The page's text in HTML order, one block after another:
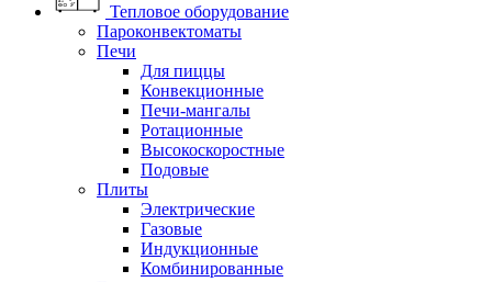
Тепловое оборудование
Пароконвектоматы
Печи
Для пиццы
Конвекционные
Печи-мангалы
Ротационные
Высокоскоростные
Подовые
Плиты
Электрические
Газовые
Индукционные
Комбинированные